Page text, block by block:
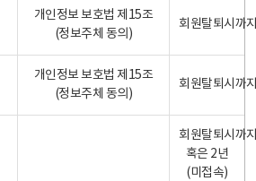
개인정보 보호법 제15조
(정보주체 동의)
회원탈퇴시까
개인정보 보호법 제15조
(정보주체 동의)
회원탈퇴시까
회원탈퇴시까
혹은 2년
(미접속)